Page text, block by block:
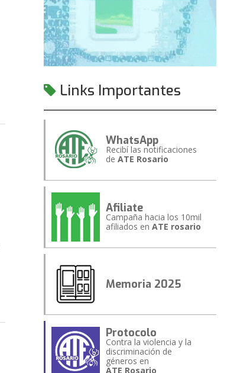
Links Importantes
WhatsApp
Recibí las notificaciones
de ATE Rosario
Afiliate
Campaña hacia los 10mil
afiliados en ATE rosario
Memoria 2025
Protocolo
Contra la violencia y la
discriminación de
géneros en
ATE Rosario